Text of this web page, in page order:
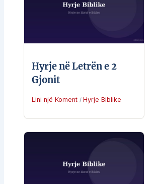
Hyrje në Letrën e 2
Gjonit
Lini një Koment / Hyrje Biblike